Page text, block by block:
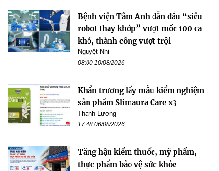
Bệnh viện Tâm Anh dẫn đầu “siêu
robot thay khớp” vượt mốc 100 ca
khó, thành công vượt trội
Nguyệt Nhi
08:00 10/08/2026
Khẩn trương lấy mẫu kiểm nghiệm
sản phẩm Slimaura Care x3
Thanh Lương
17:48 06/08/2026
Tăng hậu kiểm thuốc, mỹ phẩm,
thực phẩm bảo vệ sức khỏe